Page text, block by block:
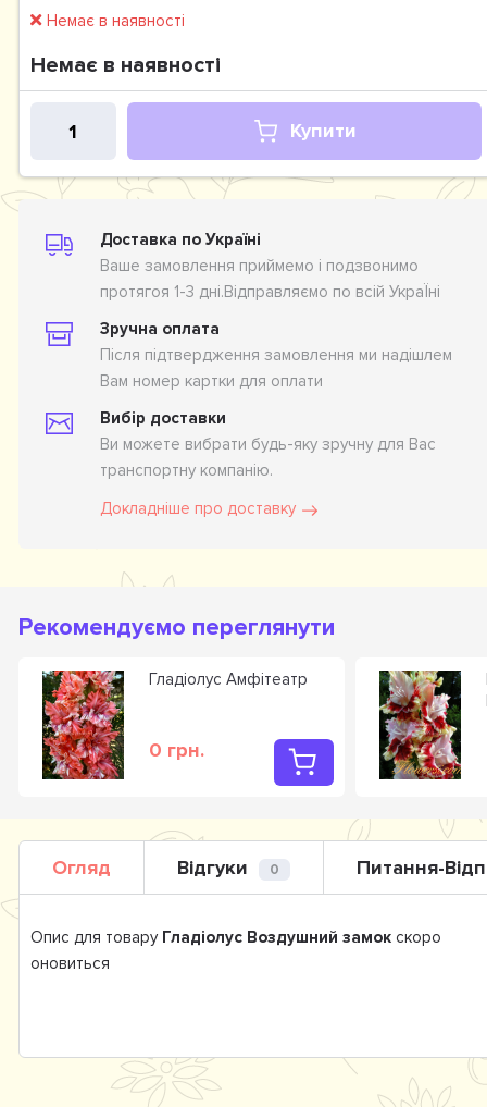
Немає в наявності
Немає в наявності
Купити
Доставка по Україні
Ваше замовлення приймемо і подзвонимо
протягоя 1-3 дні.Відправляємо по всій УкраЇні
Зручна оплата
Після підтвердження замовлення ми надішлем
Вам номер картки для оплати
Вибір доставки
Ви можете вибрати будь-яку зручну для Вас
транспортну компанію.
Докладніше про доставку
Рекомендуємо переглянути
Гладiолус Амфітеатр
0 грн.
Огляд Відгуки 0 Питання-
Опис для товару Гладіолус Воздушний замок скоро
оновиться